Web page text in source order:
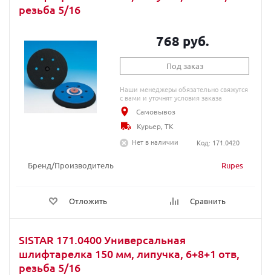
резьба 5/16
Бренд/Производитель Rupes
Отложить Сравнить
768 руб.
Под заказ
Наши менеджеры обязательно свяжутся
с вами и уточнят условия заказа
Самовывоз
Курьер, ТК
Нет в наличии
Код: 171.0420
SISTAR 171.0400 Универсальная
шлифтарелка 150 мм, липучка, 6+8+1 отв,
резьба 5/16